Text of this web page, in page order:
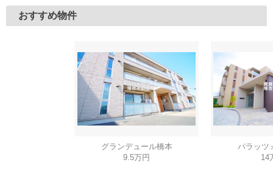
おすすめ物件
グランデュール橋本
9.5万円
パラッ
14